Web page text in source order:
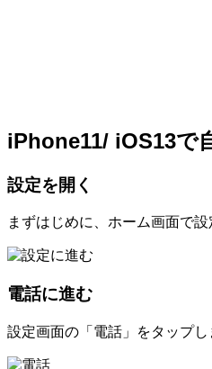
iPhone11/ iOS13で
設定を開く
まずはじめに、ホーム画面で
電話に進む
設定画面の「電話」をタップし